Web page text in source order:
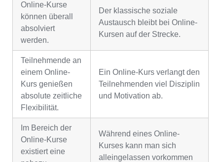
Online-Kurse
können überall
absolviert
werden.
Der klassische soziale
Austausch bleibt bei Online-
Kursen auf der Strecke.
Teilnehmende an
einem Online-
Kurs genießen
absolute zeitliche
Flexibilität.
Ein Online-Kurs verlangt den
Teilnehmenden viel Disziplin
und Motivation ab.
Im Bereich der
Online-Kurse
existiert eine
Während eines Online-
Kurses kann man sich
alleingelassen vorkommen